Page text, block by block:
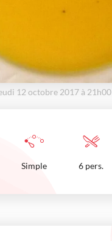
12 octobre 2017 à 21h00
Simple 6 pers.